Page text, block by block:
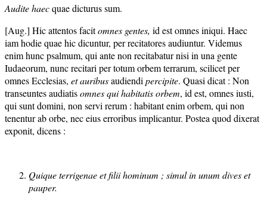
Audite haecquae dicturus sum.
[Aug.] Hic attentos facitomnes gentes, id est omnes iniqui. Haec
iam hodie quae hic dicuntur, per recitatores audiuntur. Videmus
enim hunc psalmum, qui ante non recitabatur nisi in una gente
Iudaeorum, nunc recitari per totum orbem terrarum, scilicet per
omnes Ecclesias, et auribusaudiendi percipite. Quasi dicat : Non
transeuntes audiatisomnes qui habitatis orbem, id est, omnes iusti,
qui sunt domini, non servi rerum : habitant enim orbem, qui non
tenentur ab orbe, nec eius erroribus implicantur. Postea quod dixerat
exponit, dicens :
Quique terrigenae et filii hominum ; simul in unum diveset
pauper.